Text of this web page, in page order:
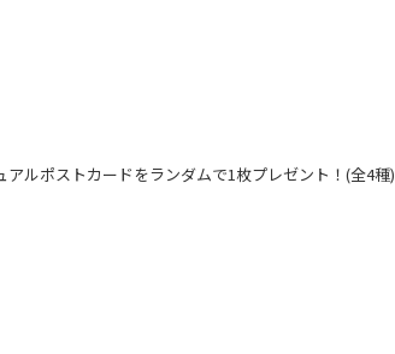
ルポストカードをランダムで1枚プレゼント！(全4種)